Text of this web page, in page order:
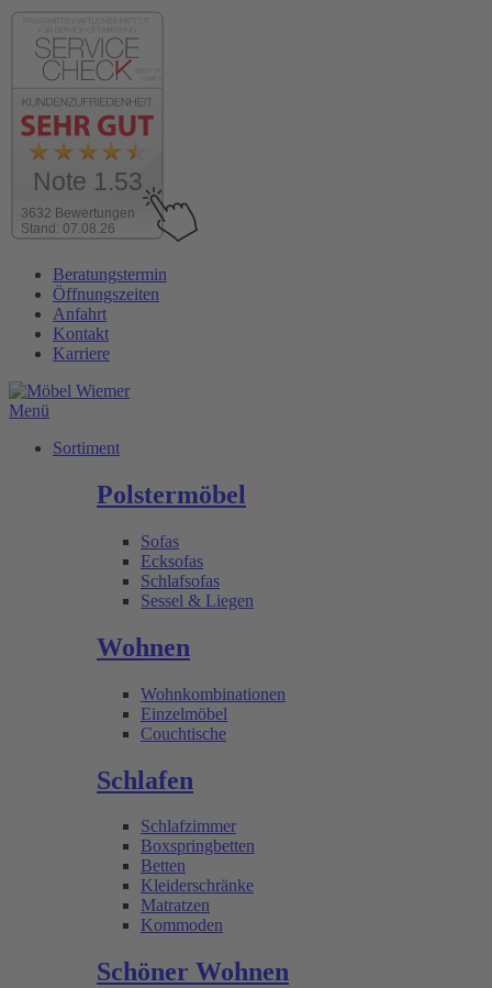
3632 Bewertungen
Stand: 07.08.26
Note 1.53
Inhalt
wechseln
Beratungstermin
Öffnungszeiten
Anfahrt
Kontakt
Karriere
Menü
Sortiment
Polstermöbel
Sofas
Ecksofas
Schlafsofas
Sessel & Liegen
Wohnen
Wohnkombinationen
Einzelmöbel
Couchtische
Schlafen
Schlafzimmer
Boxspringbetten
Betten
Kleiderschränke
Matratzen
Kommoden
Schöner Wohnen